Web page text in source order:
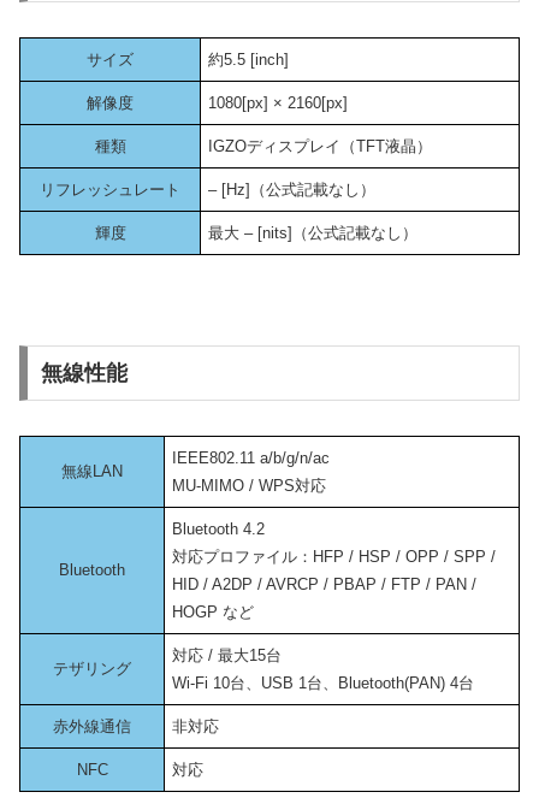
サイズ 約5.5 [inch]
解像度 1080[px] × 2160[px]
種類 IGZOディスプレイ（TFT液晶）
リフレッシュレート – [Hz]（公式記載なし）
輝度 最大 – [nits]（公式記載なし）
無線性能
無線LAN
IEEE802.11 a/b/g/n/ac
MU-MIMO / WPS対応
Bluetooth
Bluetooth 4.2
対応プロファイル：HFP / HSP / OPP / SPP /
HID / A2DP / AVRCP / PBAP / FTP / PAN /
HOGP など
テザリング
対応 / 最大15台
Wi-Fi 10台、USB 1台、Bluetooth(PAN) 4台
赤外線通信 非対応
NFC 対応